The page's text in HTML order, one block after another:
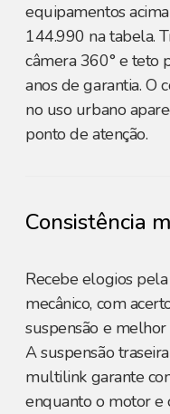
equipamentos
144.990 na tabela.
câmera 360° e teto
anos de garantia. O
no uso urbano
ponto de atenção.
Consistência
Recebe elogios
mecânico, com
suspensão e
A suspensão
multilink garante
enquanto o motor e